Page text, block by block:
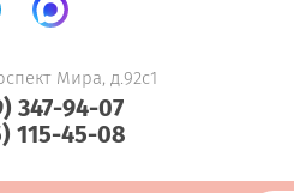
Мира, д.92с1
347-94-07
115-45-08